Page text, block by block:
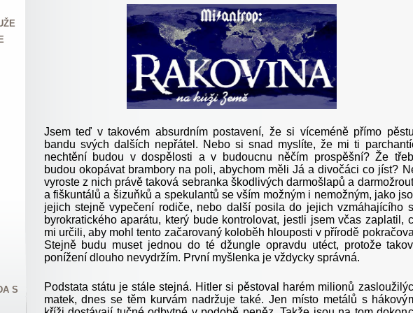
S
Jsem teď v takovém absurdním postavení, že si víceméně přímo
bandu svých dalších nepřátel. Nebo si snad myslíte, že mi ti
nechtění budou v dospělosti a v budoucnu něčím prospěšní? Že
budou okopávat brambory na poli, abychom měli Já a divočáci co jíst?
vyroste z nich právě taková sebranka škodlivých darmošlapů a
a fiškuntálů a šizuňků a spekulantů se vším možným i nemožným, jako
jejich stejně vypečení rodiče, nebo další posila do jejich vzmáhajícího
byrokratického aparátu, který bude kontrolovat, jestli jsem včas zaplatil,
mi určili, aby mohl tento začarovaný koloběh hlouposti v přírodě
Stejně budu muset jednou do té džungle opravdu utéct, protože
ponížení dlouho nevydržím. První myšlenka je vždycky správná.
Podstata státu je stále stejná. Hitler si pěstoval harém milionů
matek, dnes se těm kurvám nadržuje také. Jen místo metálů s